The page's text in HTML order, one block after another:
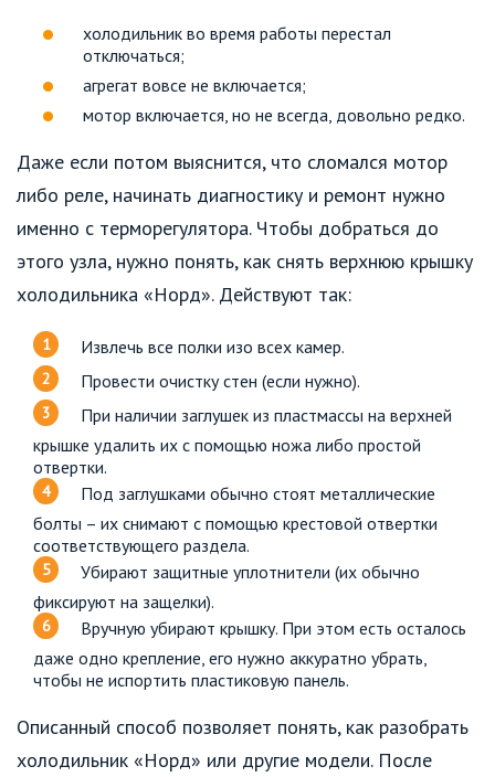
холодильник во время работы перестал
отключаться;
агрегат вовсе не включается;
мотор включается, но не всегда, довольно редко.
Даже если потом выяснится, что сломался мотор
либо реле, начинать диагностику и ремонт нужно
именно с терморегулятора. Чтобы добраться до
этого узла, нужно понять, как снять верхнюю крышку
холодильника «Норд». Действуют так:
Извлечь все полки изо всех камер.
Провести очистку стен (если нужно).
При наличии заглушек из пластмассы на верхней
крышке удалить их с помощью ножа либо простой
отвертки.
Под заглушками обычно стоят металлические
болты – их снимают с помощью крестовой отвертки
соответствующего раздела.
Убирают защитные уплотнители (их обычно
фиксируют на защелки).
Вручную убирают крышку. При этом есть осталось
даже одно крепление, его нужно аккуратно убрать,
чтобы не испортить пластиковую панель.
Описанный способ позволяет понять, как разобрать
холодильник «Норд» или другие модели. После